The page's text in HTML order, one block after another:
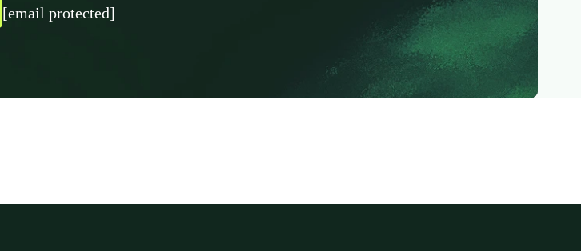
[email protected]